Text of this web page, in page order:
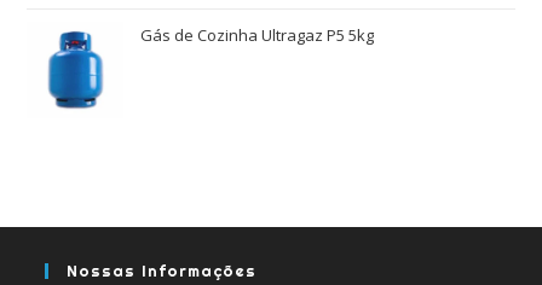
Gás de Cozinha Ultragaz P5 5kg
Nossas Informações